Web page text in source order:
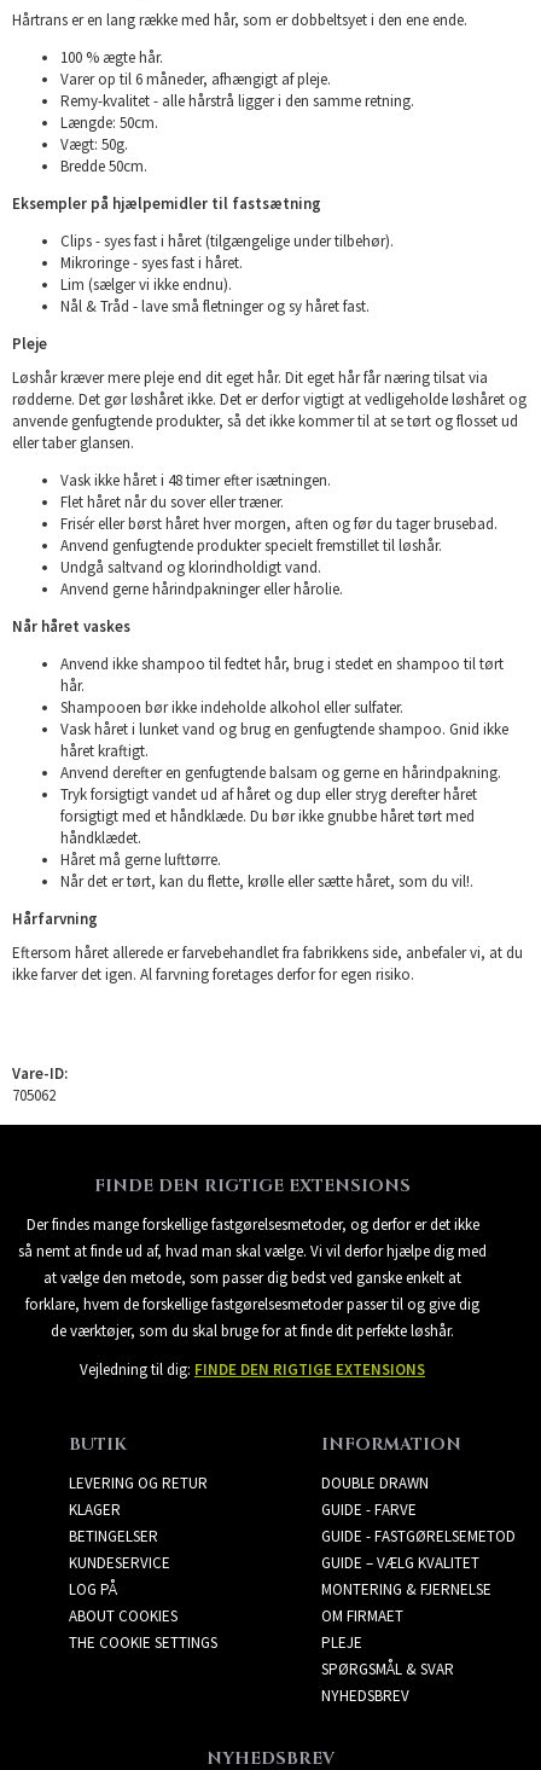
Hårtrans er en lang række med hår, som er dobbeltsyet i den ene ende.
100 % ægte hår.
Varer op til 6 måneder, afhængigt af pleje.
Remy-kvalitet - alle hårstrå ligger i den samme retning.
Længde: 50cm.
Vægt: 50g.
Bredde 50cm.
Eksempler på hjælpemidler til fastsætning
Clips - syes fast i håret (tilgængelige under tilbehør).
Mikroringe - syes fast i håret.
Lim (sælger vi ikke endnu).
Nål & Tråd - lave små fletninger og sy håret fast.
Pleje
Løshår kræver mere pleje end dit eget hår. Dit eget hår får næring tilsat via
rødderne. Det gør løshåret ikke. Det er derfor vigtigt at vedligeholde løshåret og
anvende genfugtende produkter, så det ikke kommer til at se tørt og flosset ud
eller taber glansen.
Vask ikke håret i 48 timer efter isætningen.
Flet håret når du sover eller træner.
Frisér eller børst håret hver morgen, aften og før du tager brusebad.
Anvend genfugtende produkter specielt fremstillet til løshår.
Undgå saltvand og klorindholdigt vand.
Anvend gerne hårindpakninger eller hårolie.
Når håret vaskes
Anvend ikke shampoo til fedtet hår, brug i stedet en shampoo til tørt
hår.
Shampooen bør ikke indeholde alkohol eller sulfater.
Vask håret i lunket vand og brug en genfugtende shampoo. Gnid ikke
håret kraftigt.
Anvend derefter en genfugtende balsam og gerne en hårindpakning.
Tryk forsigtigt vandet ud af håret og dup eller stryg derefter håret
forsigtigt med et håndklæde. Du bør ikke gnubbe håret tørt med
håndklædet.
Håret må gerne lufttørre.
Når det er tørt, kan du flette, krølle eller sætte håret, som du vil!.
Hårfarvning
Eftersom håret allerede er farvebehandlet fra fabrikkens side, anbefaler vi, at du
ikke farver det igen. Al farvning foretages derfor for egen risiko.
Vare-ID:
705062
FINDE DEN RIGTIGE EXTENSIONS
Der findes mange forskellige fastgørelsesmetoder, og derfor er det ikke
så nemt at finde ud af, hvad man skal vælge. Vi vil derfor hjælpe dig med
at vælge den metode, som passer dig bedst ved ganske enkelt at
forklare, hvem de forskellige fastgørelsesmetoder passer til og give dig
de værktøjer, som du skal bruge for at finde dit perfekte løshår.
Vejledning til dig: FINDE DEN RIGTIGE EXTENSIONS
BUTIK
LEVERING OG RETUR
KLAGER
BETINGELSER
KUNDESERVICE
LOG PÅ
ABOUT COOKIES
THE COOKIE SETTINGS
INFORMATION
DOUBLE DRAWN
GUIDE - FARVE
GUIDE - FASTGØRELSEMETOD
GUIDE – VÆLG KVALITET
MONTERING & FJERNELSE
OM FIRMAET
PLEJE
SPØRGSMÅL & SVAR
NYHEDSBREV
NYHEDSBREV